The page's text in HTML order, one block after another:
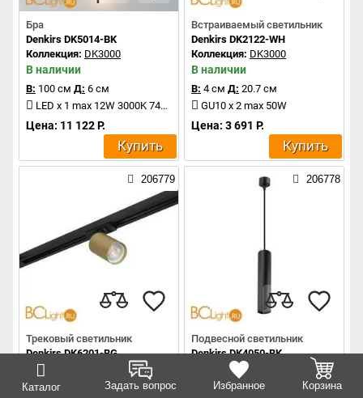
Каталог Задать вопрос Избранное Корзина
Бра
Denkirs DK5014-BK
Коллекция: DK3000
В наличии
В: 100 см Д: 6 см
LED x 1 max 12W 3000K 740Lm
Цена: 11 122 Р.
Купить
Встраиваемый светильник
Denkirs DK2122-WH
Коллекция: DK3000
В наличии
В: 4 см Д: 20.7 см
GU10 x 2 max 50W
Цена: 3 691 Р.
Купить
206779
Трековый светильник
Denkirs DK6201-BG
Коллекция:
В наличии
206778
Подвесной светильник
Denkirs DK4050-BK
Коллекция:
В наличии